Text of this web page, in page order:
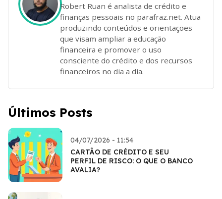
Robert Ruan é analista de crédito e
finanças pessoais no parafraz.net. Atua
produzindo conteúdos e orientações
que visam ampliar a educação
financeira e promover o uso
consciente do crédito e dos recursos
financeiros no dia a dia.
Últimos Posts
04/07/2026 - 11:54
CARTÃO DE CRÉDITO E SEU
PERFIL DE RISCO: O QUE O BANCO
AVALIA?